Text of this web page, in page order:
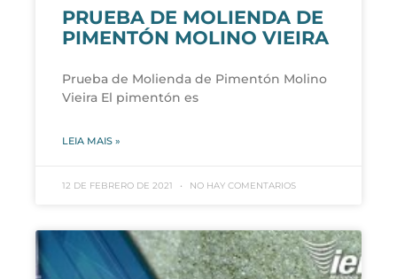
PRUEBA DE MOLIENDA DE
PIMENTÓN MOLINO VIEIRA
Prueba de Molienda de Pimentón Molino
Vieira El pimentón es
LEIA MAIS »
12 DE FEBRERO DE 2021 NO HAY COMENTARIOS